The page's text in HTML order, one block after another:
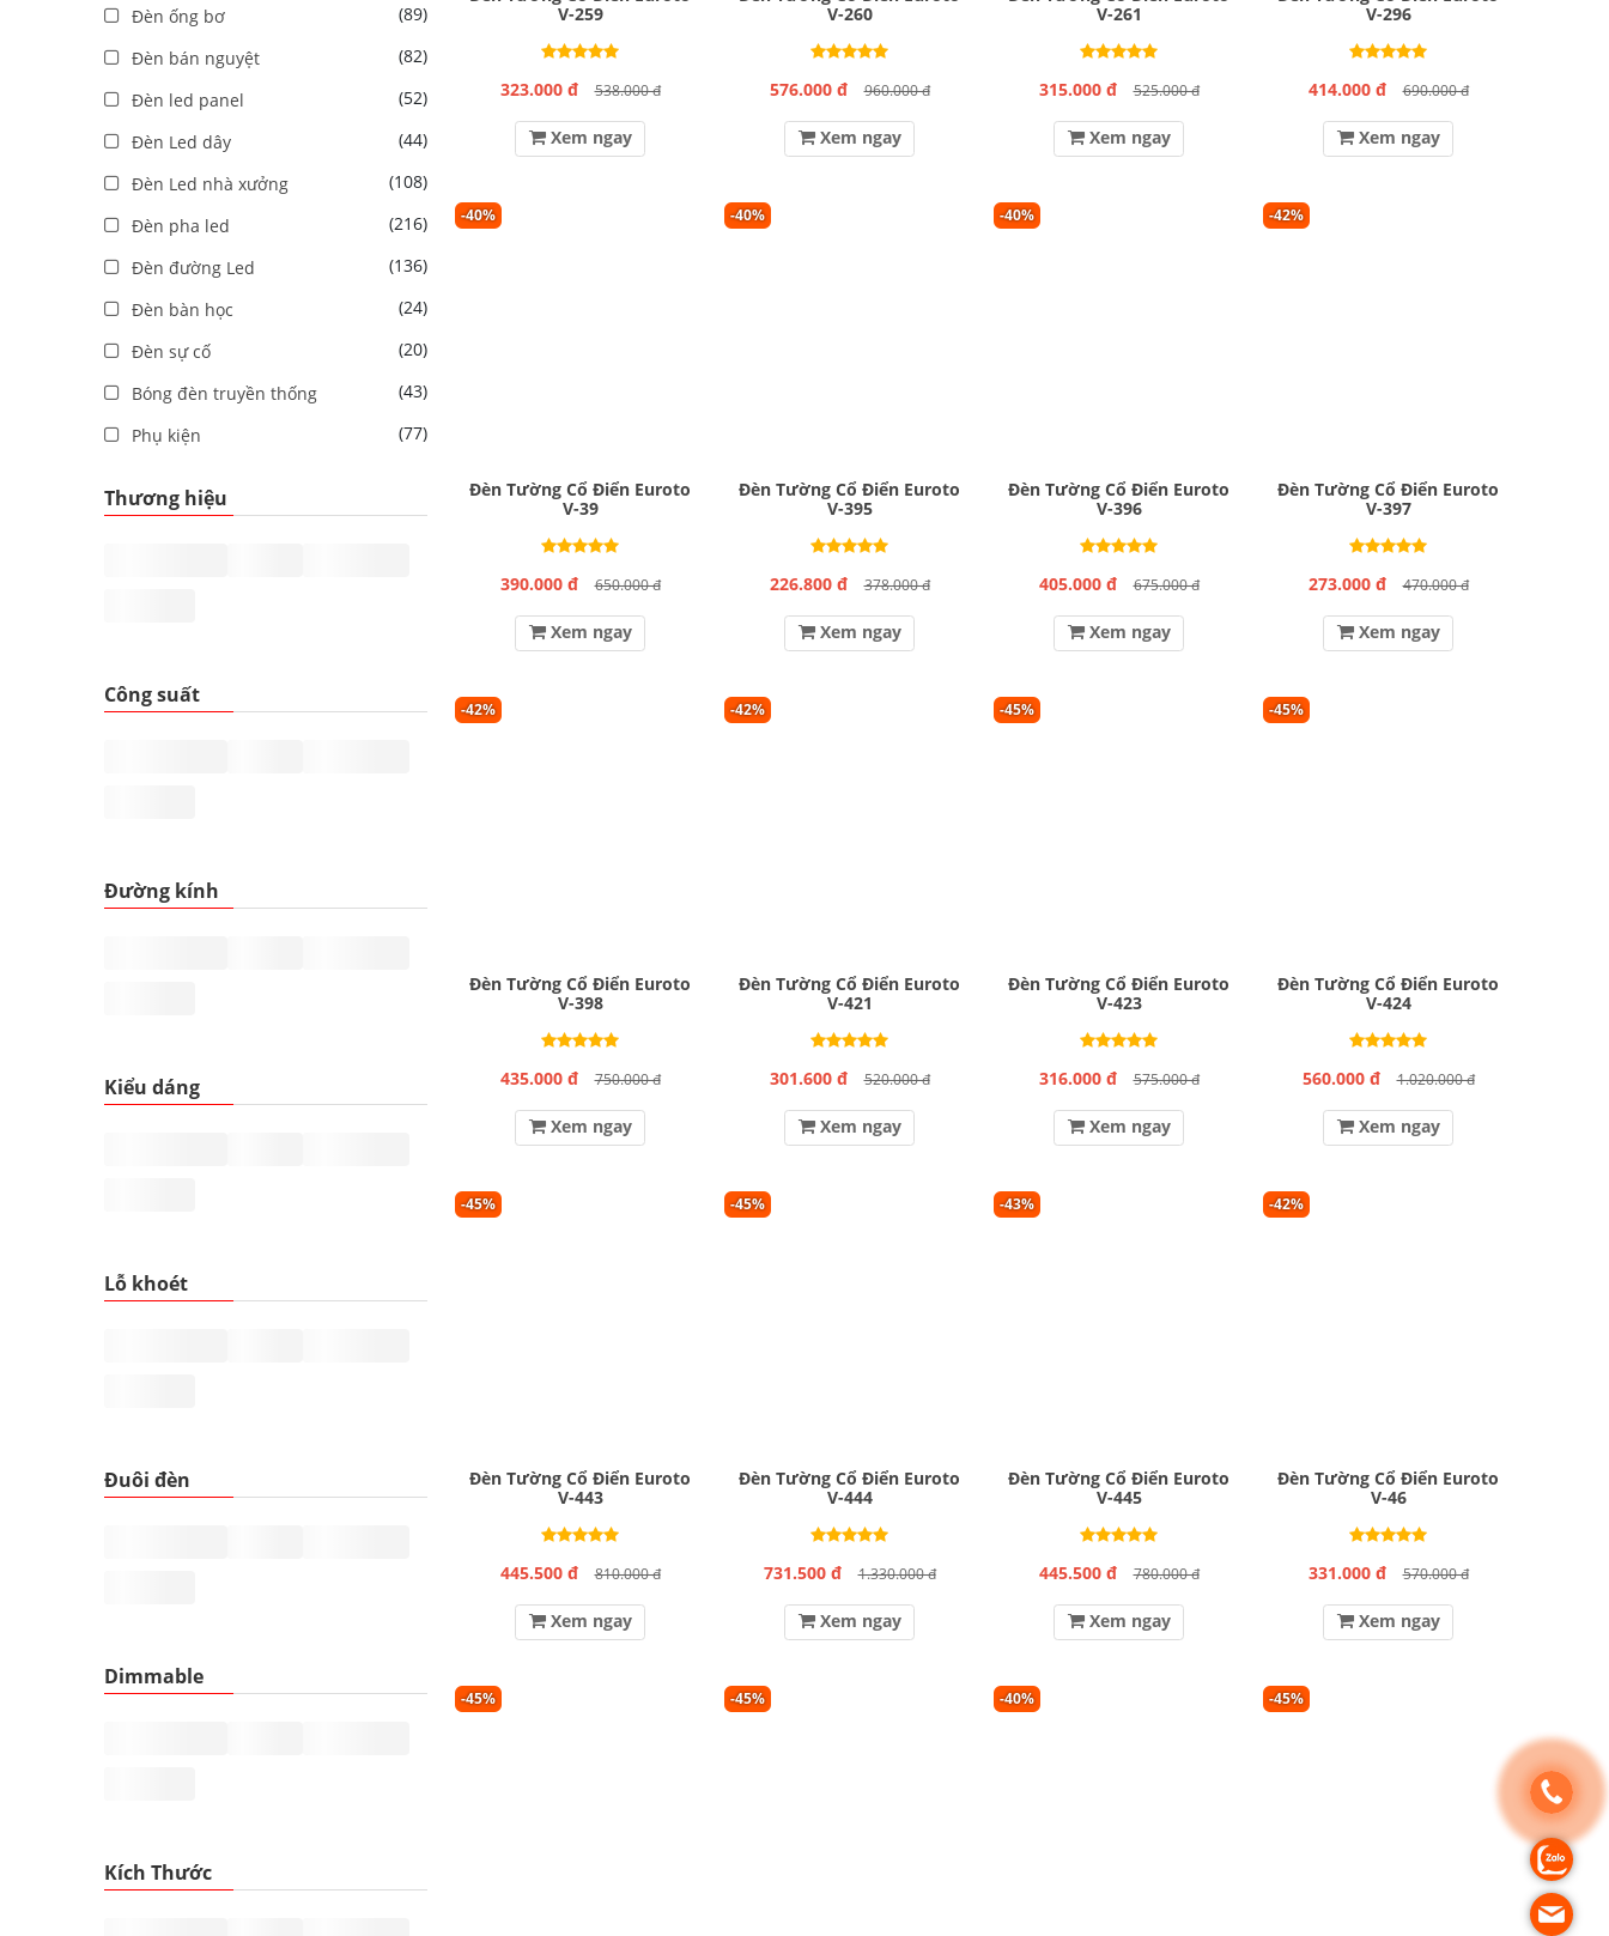
Đèn ống bơ
(89)
Đèn bán nguyệt
(82)
Đèn led panel
(52)
Đèn Led dây
(44)
Đèn Led nhà xưởng
(108)
Đèn pha led
(216)
Đèn đường Led
(136)
Đèn bàn học
(24)
Đèn sự cố
(20)
Bóng đèn truyền thống
(43)
Phụ kiện
(77)
Thương hiệu
Công suất
Đường kính
Kiểu dáng
Lỗ khoét
Đuôi đèn
Dimmable
Kích Thước
V-259
323.000 đ 538.000 đ
Xem ngay
V-260
576.000 đ 960.000 đ
Xem ngay
V-261
315.000 đ 525.000 đ
Xem ngay
V-296
414.000 đ 690.000 đ
Xem ngay
-40%
Đèn Tường Cổ Điển Euroto
V-39
390.000 đ 650.000 đ
Xem ngay
-40%
Đèn Tường Cổ Điển Euroto
V-395
226.800 đ 378.000 đ
Xem ngay
-40%
Đèn Tường Cổ Điển Euroto
V-396
405.000 đ 675.000 đ
Xem ngay
-42%
Đèn Tường Cổ Điển Euroto
V-397
273.000 đ 470.000 đ
Xem ngay
-42%
Đèn Tường Cổ Điển Euroto
V-398
435.000 đ 750.000 đ
Xem ngay
-42%
Đèn Tường Cổ Điển Euroto
V-421
301.600 đ 520.000 đ
Xem ngay
-45%
Đèn Tường Cổ Điển Euroto
V-423
316.000 đ 575.000 đ
Xem ngay
-45%
Đèn Tường Cổ Điển Euroto
V-424
560.000 đ 1.020.000 đ
Xem ngay
-45%
Đèn Tường Cổ Điển Euroto
V-443
445.500 đ 810.000 đ
Xem ngay
-45%
Đèn Tường Cổ Điển Euroto
V-444
731.500 đ 1.330.000 đ
Xem ngay
-43%
Đèn Tường Cổ Điển Euroto
V-445
445.500 đ 780.000 đ
Xem ngay
-42%
Đèn Tường Cổ Điển Euroto
V-46
331.000 đ 570.000 đ
Xem ngay
-45% -45% -40% -45%